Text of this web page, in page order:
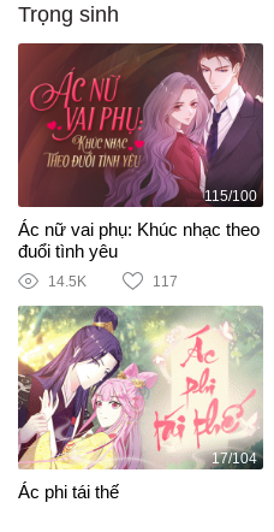
Trọng sinh
115/100
Ác nữ vai phụ: Khúc nhạc theo
đuổi tình yêu
14.5K 117
17/104
Ác phi tái thế